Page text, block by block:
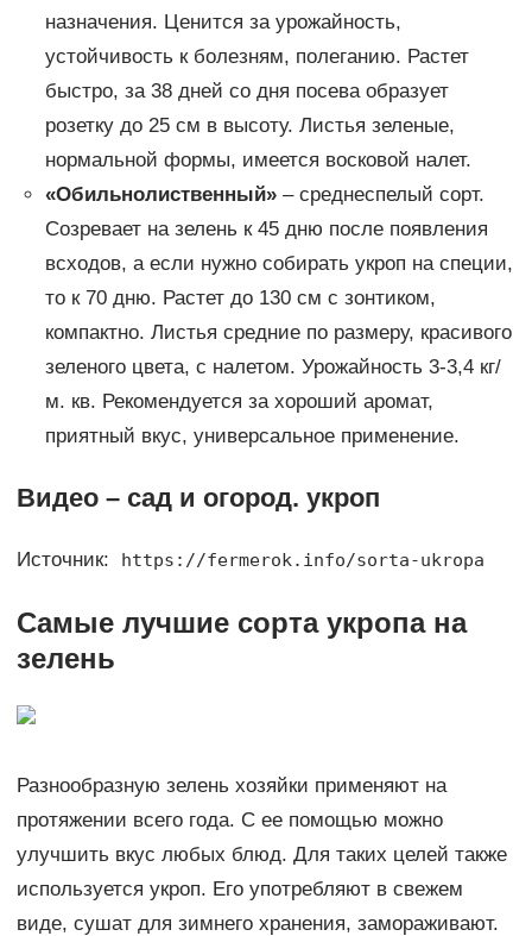
назначения. Ценится за урожайность,
устойчивость к болезням, полеганию. Растет
быстро, за 38 дней со дня посева образует
розетку до 25 см в высоту. Листья зеленые,
нормальной формы, имеется восковой налет.
«Обильнолиственный»– среднеспелый сорт.
Созревает на зелень к 45 дню после появления
всходов, а если нужно собирать укроп на специи,
то к 70 дню. Растет до 130 см с зонтиком,
компактно. Листья средние по размеру, красивого
зеленого цвета, с налетом. Урожайность 3-3,4 кг/
м. кв. Рекомендуется за хороший аромат,
приятный вкус, универсальное применение.
Видео – сад и огород. укроп
Источник: https://fermerok.info/sorta-ukropa
Самые лучшие сорта укропа на
зелень
Разнообразную зелень хозяйки применяют на
протяжении всего года. С ее помощью можно
улучшить вкус любых блюд. Для таких целей также
используется укроп. Его употребляют в свежем
виде, сушат для зимнего хранения, замораживают.